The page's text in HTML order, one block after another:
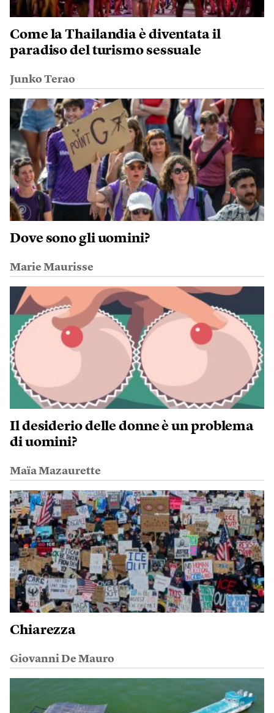
Come la Thailandia è diventata il
paradiso del turismo sessuale
Junko Terao
Dove sono gli uomini?
Marie Maurisse
Il desiderio delle donne è un problema
di uomini?
Maïa Mazaurette
Chiarezza
Giovanni De Mauro